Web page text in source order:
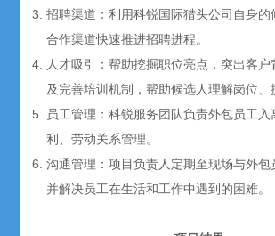
招聘渠道：利用科锐国际猎头公司自身的
合作渠道快速推进招聘进程。
人才吸引：帮助挖掘职位亮点，突出客户
及完善培训机制，帮助候选人理解岗位、
员工管理：科锐服务团队负责外包员工
利、劳动关系管理。
沟通管理：项目负责人定期至现场与外包
并解决员工在生活和工作中遇到的困难。